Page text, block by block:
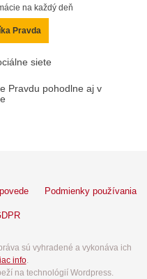
na každý deň
Pravda
siete
Pravdu pohodlne aj v
Podmienky používania
sú vyhradené a vykonáva ich
info.
na technológií Wordpress.